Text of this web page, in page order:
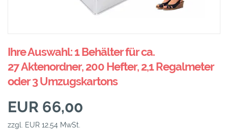
Ihre Auswahl: 1 Behälter für ca.
27 Aktenordner, 200 Hefter, 2,1 Regalmeter
oder 3 Umzugskartons
EUR 66,00
zzgl. EUR 12,54 MwSt.